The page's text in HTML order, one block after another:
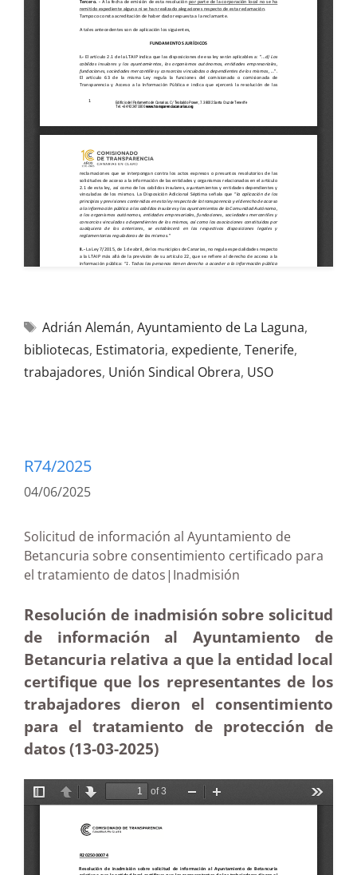
Adrián Alemán, Ayuntamiento de La Laguna,
bibliotecas, Estimatoria, expediente, Tenerife,
trabajadores, Unión Sindical Obrera, USO
R74/2025
04/06/2025
Solicitud de información al Ayuntamiento de
Betancuria sobre consentimiento certificado para
el tratamiento de datos|Inadmisión
Resolución de inadmisión sobre solicitud
de información al Ayuntamiento de
Betancuria relativa a que la entidad local
certifique que los representantes de los
trabajadores dieron el consentimiento
para el tratamiento de protección de
datos (13-03-2025)